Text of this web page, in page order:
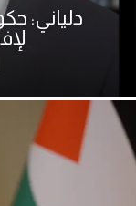
دلياني: